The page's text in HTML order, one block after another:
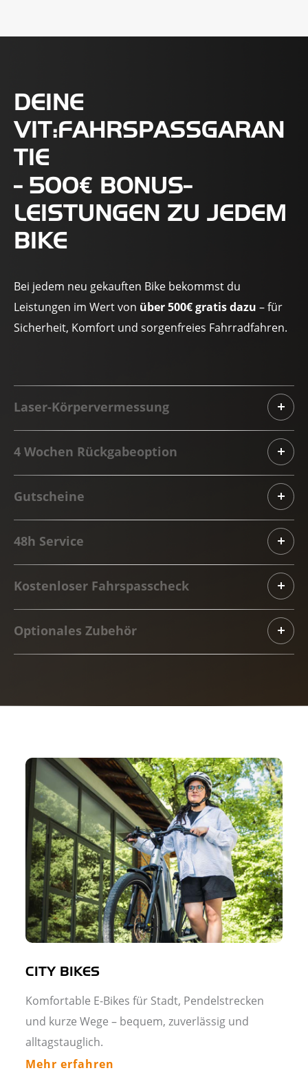
DEINE
VIT:FAHRSPASSGARANT
IE
- 500€ BONUS-
LEISTUNGEN ZU JEDEM
BIKE
Bei jedem neu gekauften Bike bekommst du
Leistungen im Wert von über 500€ gratis dazu – für
Sicherheit, Komfort und sorgenfreies Fahrradfahren.
Laser-Körpervermessung
4 Wochen Rückgabeoption
Gutscheine
48h Service
Kostenloser Fahrspasscheck
Optionales Zubehör
CITY BIKES
Komfortable E-Bikes für Stadt, Pendelstrecken
und kurze Wege – bequem, zuverlässig und
alltagstauglich.
Mehr erfahren